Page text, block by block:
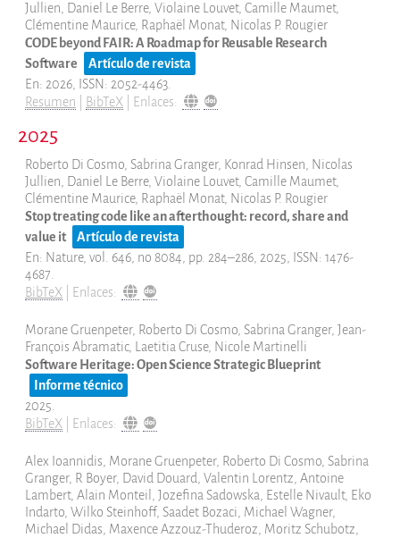
Blog
Eventos
Informes anuales
English
Français
Jullien, Daniel Le Berre, Violaine Louvet, Camille Maumet,
Clémentine Maurice, Raphaël Monat, Nicolas P. Rougier
CODE beyond FAIR: A Roadmap for Reusable Research
Software
Artículo de revista
En: 2026, ISSN: 2052-4463.
Resumen
BibTeX Enlaces:
2025
Roberto Di Cosmo, Sabrina Granger, Konrad Hinsen, Nicolas
Jullien, Daniel Le Berre, Violaine Louvet, Camille Maumet,
Clémentine Maurice, Raphaël Monat, Nicolas P. Rougier
Stop treating code like an afterthought: record, share and
value it
Artículo de revista
En: Nature, vol. 646, no 8084, pp. 284–286, 2025, ISSN: 1476-
4687.
BibTeX
Enlaces:
Morane Gruenpeter, Roberto Di Cosmo, Sabrina Granger, Jean-
François Abramatic, Laetitia Cruse, Nicole Martinelli
Software Heritage: Open Science Strategic Blueprint
Informe técnico
2025.
BibTeX
Enlaces:
Alex Ioannidis, Morane Gruenpeter, Roberto Di Cosmo, Sabrina
Granger, R Boyer, David Douard, Valentin Lorentz, Antoine
Lambert, Alain Monteil, Jozefina Sadowska, Estelle Nivault, Eko
Indarto, Wilko Steinhoff, Saadet Bozaci, Michael Wagner,
Michael Didas, Maxence Azzouz-Thuderoz, Moritz Schubotz,